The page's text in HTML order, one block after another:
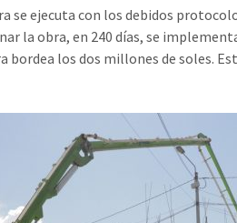
se ejecuta con los debidos
la obra, en 240 días, se
bordea los dos millones de soles.